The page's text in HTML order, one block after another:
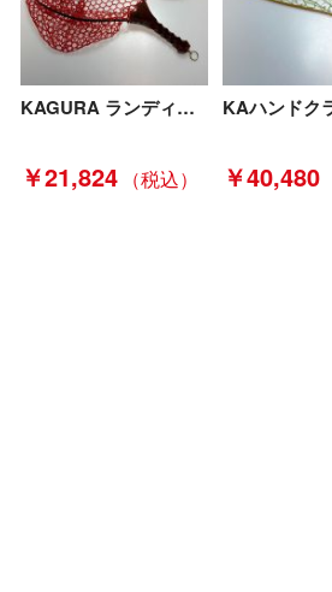
KAGURA ランディングネット 程度A Aランク
￥21,824 ￥40,480